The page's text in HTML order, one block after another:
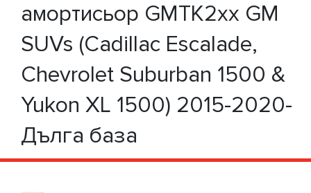
амортисьор GMTK2xx GM
SUVs (Cadillac Escalade,
Chevrolet Suburban 1500 &
Yukon XL 1500) 2015-2020-
Дълга база